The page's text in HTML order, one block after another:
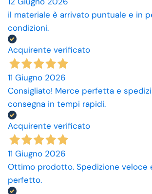
il materiale è arrivato puntuale e in
condizioni.
Acquirente verificato
11 Giugno 2026
Consigliato! Merce perfetta e
consegna in tempi rapidi.
Acquirente verificato
11 Giugno 2026
Ottimo prodotto. Spedizione veloce
perfetto.